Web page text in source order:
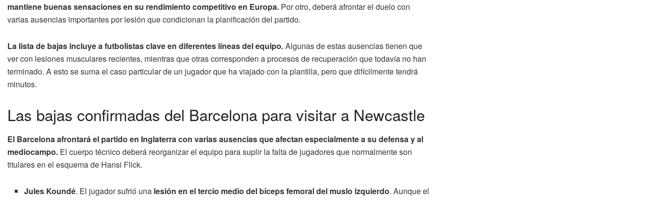
mantiene buenas sensaciones en su rendimiento competitivo en Europa. Por otro, deberá afrontar el duelo con
varias ausencias importantes por lesión que condicionan la planificación del partido.
La lista de bajas incluye a futbolistas clave en diferentes líneas del equipo.Algunas de estas ausencias tienen que
ver con lesiones musculares recientes, mientras que otras corresponden a procesos de recuperación que todavía no han
terminado. A esto se suma el caso particular de un jugador que ha viajado con la plantilla, pero que difícilmente tendrá
minutos.
Las bajas confirmadas del Barcelona para visitar a Newcastle
El Barcelona afrontará el partido en Inglaterra con varias ausencias que afectan especialmente a su defensa y al
mediocampo. El cuerpo técnico deberá reorganizar el equipo para suplir la falta de jugadores que normalmente son
titulares en el esquema de Hansi Flick.
Jules Koundé. El jugador sufrió una lesión en el tercio medio del bíceps femoral del muslo izquierdo. Aunque el